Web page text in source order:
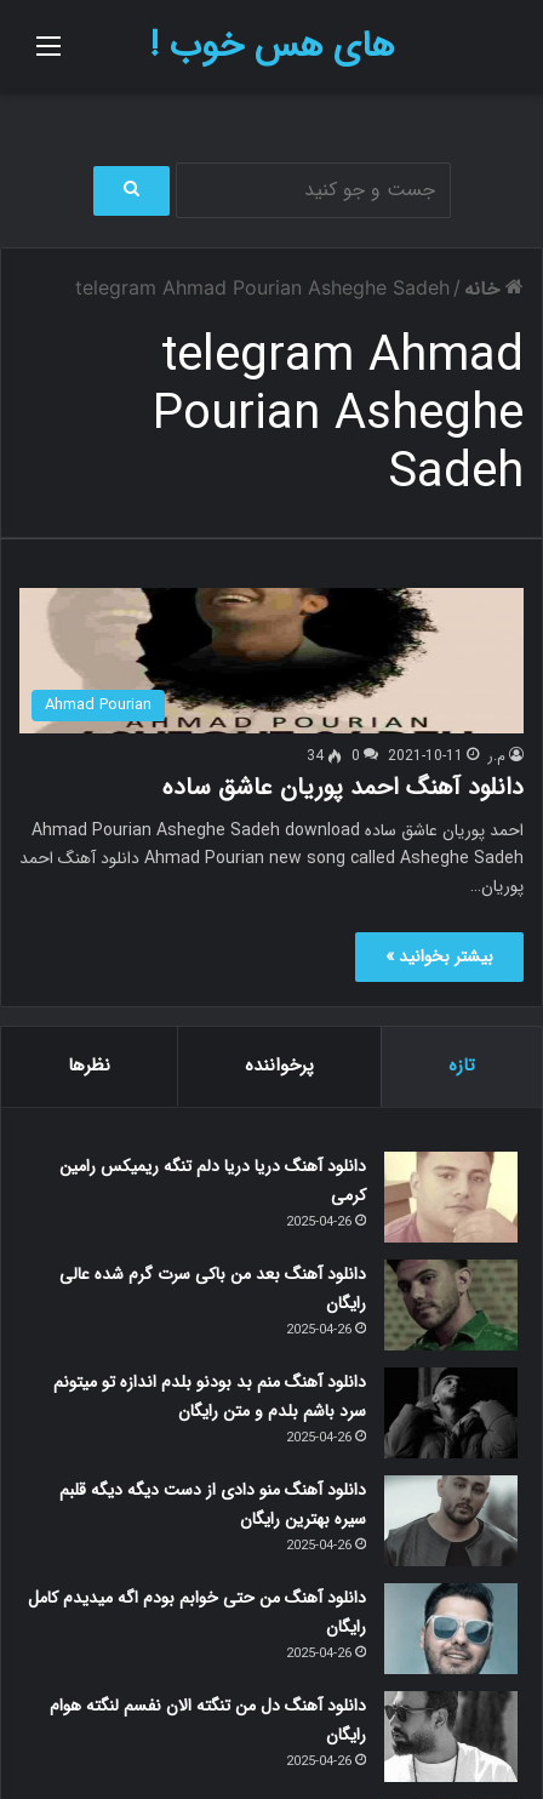
های هس خوب !
ج
ج
خانه /
telegram Ahmad Pourian Asheghe Sadeh
telegram Ahmad
Pourian Asheghe
Sadeh
Ahmad Pourian
م.ر 2021-10-11
0
34
دانلود آهنگ احمد پوریان عاشق ساده
احمد پوریان عاشق ساده Ahmad Pourian Asheghe Sadeh download
Ahmad Pourian new song called Asheghe Sadeh دانلود آهنگ احمد
پوریان…
بیشتر بخوانید »
تازه پرخواننده نظرها
دانلود آهنگ دریا دریا دلم تنگه ریمیکس رامین
کرمی
2025-04-26
دانلود آهنگ بعد من باکی سرت گرم شده عالی
رایگان
2025-04-26
دانلود آهنگ منم بد بودنو بلدم اندازه تو میتونم
سرد باشم بلدم و متن رایگان
2025-04-26
دانلود آهنگ منو دادی از دست دیگه دیگه قلبم
سیره بهترین رایگان
2025-04-26
دانلود آهنگ من حتی خوابم بودم اگه میدیدم کامل
رایگان
2025-04-26
دانلود آهنگ دل من تنگته الان نفسم لنگته هوام
رایگان
2025-04-26